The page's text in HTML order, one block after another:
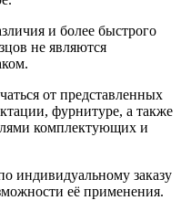
и более быстрого
не являются
от представленных
фурнитуре, а также
комплектующих и
индивидуальному заказу
её применения.